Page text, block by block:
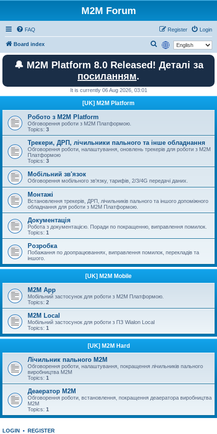
M2M Forum
FAQ Login
Register
Board index
e
a
🔔 M2M Platform 8.0 Released! Деталі за
посиланням.
It is currently 06 Aug 2026, 03:01
[UK] M2M Platform
Робото з M2M Platform
Обговорення роботи з M2M Платформою.
Topics: 3
Трекери, ДРП, лічильники пального та інше обладнання
Обговорення роботи, налаштування, оновлень трекерів для роботи з M2M
Платформою
Topics: 3
Мобільний зв'язок
Обговорення мобільного зв'язку, тарифів, 2/3/4G передачі даних.
Монтажі
Встановлення трекерів, ДРП, лічильників пального та іншого допоміжного
обладнання для роботи з M2M Платформою.
Документація
Робота з документацією. Поради по покращенню, виправлення помилок.
Topics: 1
Розробка
Побажання по доопрацюваннях, виправлення помилок, перекладів та
іншого.
[UK] M2M Mobile
M2M App
Мобільний застосунок для роботи з M2M Платформою.
Topics: 2
M2M Local
Мобільний застосунок для роботи з ПЗ Wialon Local
Topics: 1
[UK] M2M Hard
Лічильник пального M2M
Обговорення роботи, налаштування, покращення лічильників пального
виробництва М2М
Topics: 1
Деаератор M2M
Обговорення роботи, встановлення, покращення деаератора виробництва
M2M
Topics: 1
LOGIN • REGISTER